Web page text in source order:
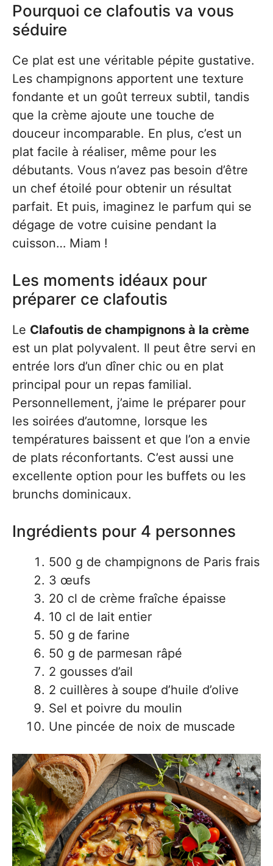
Pourquoi ce clafoutis va vous
séduire
Ce plat est une véritable pépite gustative.
Les champignons apportent une texture
fondante et un goût terreux subtil, tandis
que la crème ajoute une touche de
douceur incomparable. En plus, c’est un
plat facile à réaliser, même pour les
débutants. Vous n’avez pas besoin d’être
un chef étoilé pour obtenir un résultat
parfait. Et puis, imaginez le parfum qui se
dégage de votre cuisine pendant la
cuisson… Miam !
Les moments idéaux pour
préparer ce clafoutis
Le Clafoutis de champignons à la crème
est un plat polyvalent. Il peut être servi en
entrée lors d’un dîner chic ou en plat
principal pour un repas familial.
Personnellement, j’aime le préparer pour
les soirées d’automne, lorsque les
températures baissent et que l’on a envie
de plats réconfortants. C’est aussi une
excellente option pour les buffets ou les
brunchs dominicaux.
Ingrédients pour 4 personnes
500 g de champignons de Paris frais
3 œufs
20 cl de crème fraîche épaisse
10 cl de lait entier
50 g de farine
50 g de parmesan râpé
2 gousses d’ail
2 cuillères à soupe d’huile d’olive
Sel et poivre du moulin
Une pincée de noix de muscade